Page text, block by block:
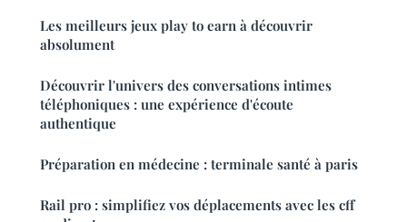
Les meilleurs jeux play to earn à découvrir
absolument
Découvrir l'univers des conversations intimes
téléphoniques : une expérience d'écoute
authentique
Préparation en médecine : terminale santé à paris
Rail pro : simplifiez vos déplacements avec les cff